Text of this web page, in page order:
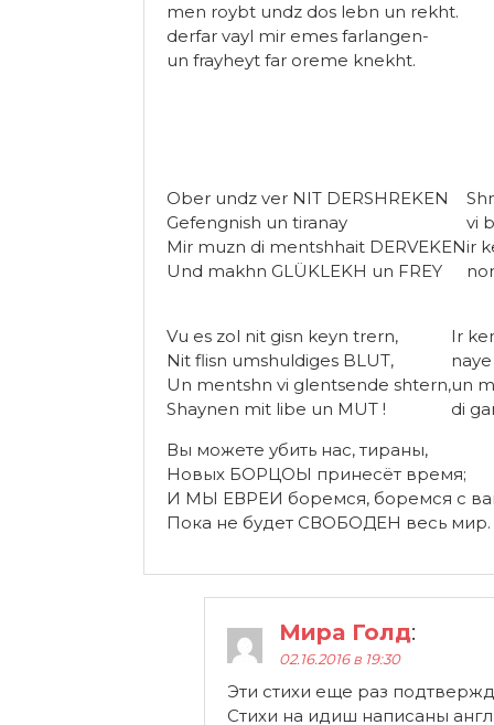
men roybt undz dos lebn un rekht.
derfar vayl mir emes farlangen-
un frayheyt far oreme knekht.
Ober undz ver NIT DERSHREKEN
Gefengnish un tiranay
Mir muzn di mentshhait DERVEKEN
Und makhn GLÜKLEKH un FREY
vi
ir
Vu es zol nit gisn keyn trern,
Nit flisn umshuldiges BLUT,
Un mentshn vi glentsende shtern,
Shaynen mit libe un MUT !
Ir
un
di
Вы можете убить нас, тираны,
Новых БОРЦОЫ принесёт время;
И МЫ ЕВРЕИ боремся, боремся с
Пока не будет СВОБОДЕН весь мир.
Мира Голд:
02.16.2016 в 19:30
Эти стихи еще раз
Стихи на идиш написаны